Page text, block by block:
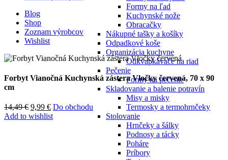
Formy na ľad
Kuchynské nože
Obracačky
Nákupné tašky a košíky
Odpadkové koše
Organizácia kuchyne
Odkvapkávače na riad
Pečenie
Formy na pečenie
Skladovanie a balenie potravín
Misy a misky
Termosky a termohrnčeky
Stolovanie
Hrnčeky a šálky
Podnosy a tácky
Poháre
Príbory
Blog
Shop
Zoznam výrobcov
Wishlist
Forbyt Vianočná Kuchynská zástera Vločky červená, 70 x 90
cm
14,49€ 9,99 € Do obchodu
Add to wishlist